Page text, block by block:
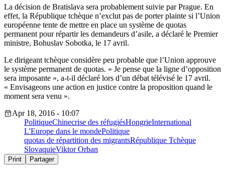
La décision de Bratislava sera probablement suivie par Prague. En
effet, la République tchèque n’exclut pas de porter plainte si l’Union
européenne tente de mettre en place un système de quotas
permanent pour répartir les demandeurs d’asile, a déclaré le Premier
ministre, Bohuslav Sobotka, le 17 avril.
Le dirigeant tchèque considère peu probable que l’Union approuve
le système permanent de quotas. « Je pense que la ligne d’opposition
sera imposante », a-t-il déclaré lors d’un débat télévisé le 17 avril.
« Envisageons une action en justice contre la proposition quand le
moment sera venu ».
Apr 18, 2016 - 10:07
PolitiqueChinecrise des réfugiésHongrieInternational
L'Europe dans le mondePolitique
quotas de répartition des migrantsRépublique Tchèque
SlovaquieViktor Orban
Print Partager